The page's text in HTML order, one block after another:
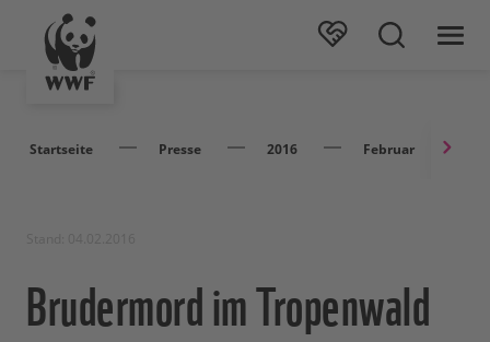
Startseite Presse 2016 Februar
Brudermord im Tropenwald